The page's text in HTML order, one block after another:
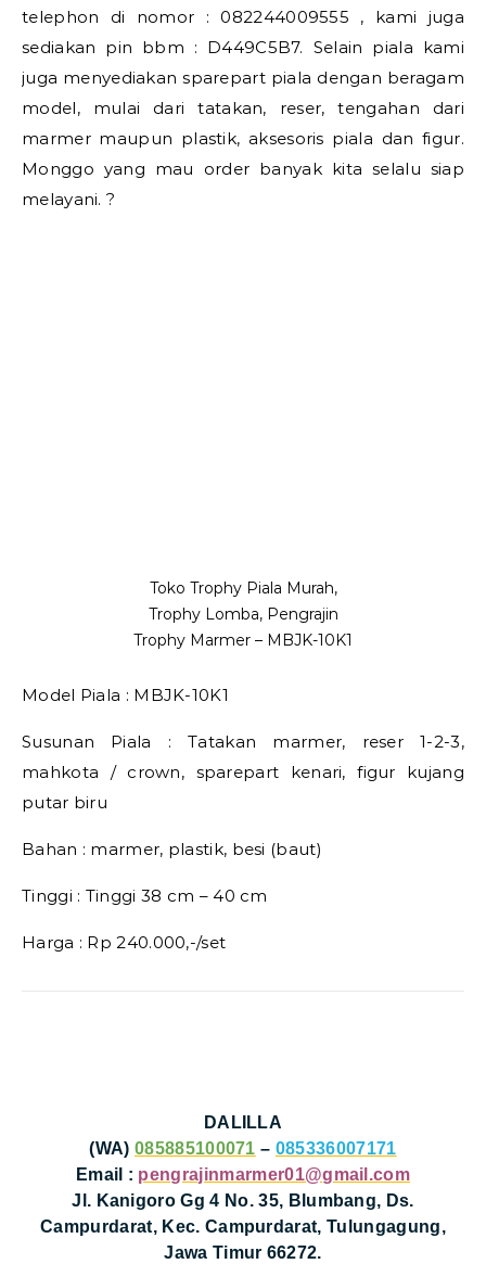
telephon di nomor : 082244009555 , kami juga
sediakan pin bbm : D449C5B7. Selain piala kami
juga menyediakan sparepart piala dengan beragam
model, mulai dari tatakan, reser, tengahan dari
marmer maupun plastik, aksesoris piala dan figur.
Monggo yang mau order banyak kita selalu siap
melayani. ?
Toko Trophy Piala Murah,
Trophy Lomba, Pengrajin
Trophy Marmer – MBJK-10K1
Model Piala : MBJK-10K1
Susunan Piala : Tatakan marmer, reser 1-2-3,
mahkota / crown, sparepart kenari, figur kujang
putar biru
Bahan : marmer, plastik, besi (baut)
Tinggi : Tinggi 38 cm – 40 cm
Harga : Rp 240.000,-/set
DALILLA
(WA) 085885100071 – 085336007171
Email : pengrajinmarmer01@gmail.com
Jl. Kanigoro Gg 4 No. 35, Blumbang, Ds.
Campurdarat, Kec. Campurdarat, Tulungagung,
Jawa Timur 66272.